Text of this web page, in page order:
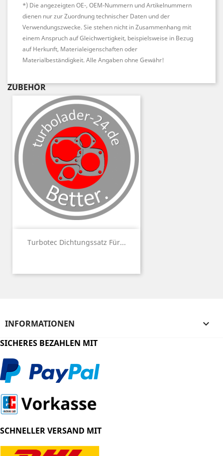
*) Die angezeigten OE-, OEM-Nummern und Artikelnummern
dienen nur zur Zuordnung technischer Daten und der
Verwendungszwecke. Sie stehen nicht in Zusammenhang mit
einem Anspruch auf Gleichwertigkeit, beispielsweise in Bezug
auf Herkunft, Materialeigenschaften oder
Materialbeständigkeit. Alle Angaben ohne Gewähr!
ZUBEHÖR
Turbotec Dichtungssatz Für...
INFORMATIONEN 
SICHERES BEZAHLEN MIT
SCHNELLER VERSAND MIT